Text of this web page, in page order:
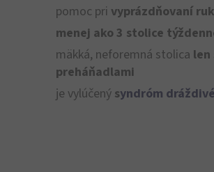
pomoc pri vyprázdňovaní
menej ako 3 stolice
mäkká, neforemná stolica len
preháňadlami
je vylúčený syndróm